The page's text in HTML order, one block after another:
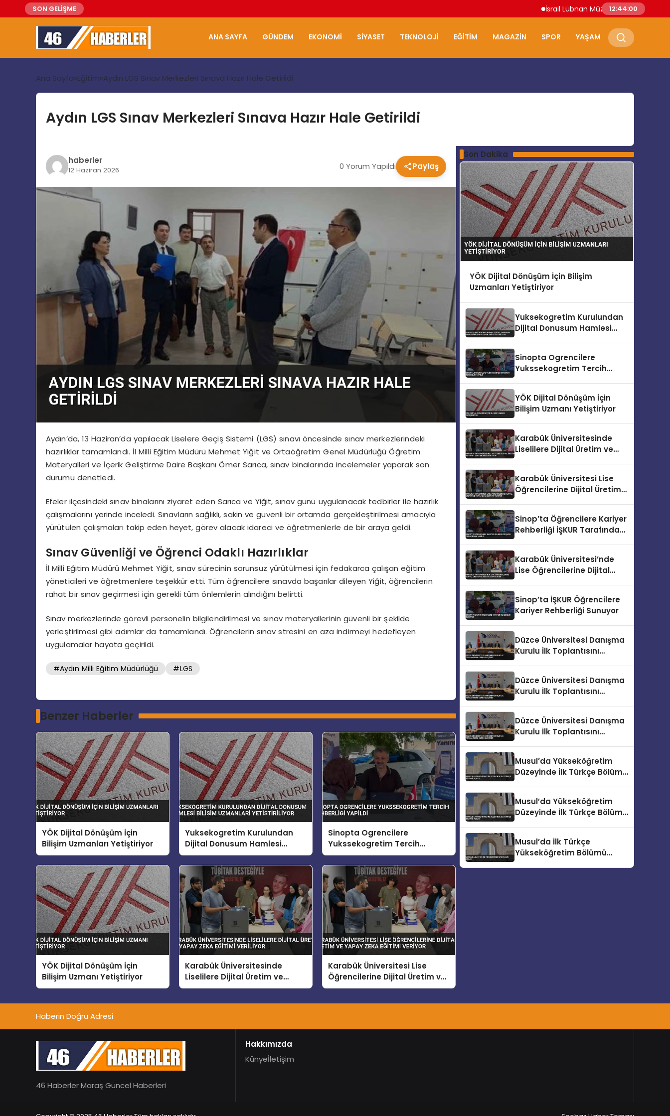
SON GELİŞME İsrail Lübnan Müzakereleri Roma’da
12:44:01
ANA SAYFA GÜNDEM EKONOMI SIYASET TEKNOLOJI EĞITIM MAGAZIN SPOR YAŞAM
Ana Sayfa Eğitim Aydın LGS Sınav Merkezleri Sınava Hazır Hale Getirildi
Aydın LGS Sınav Merkezleri Sınava Hazır Hale Getirildi
haberler
12 Haziran 2026 0 Yorum Yapıldı Paylaş
Aydın’da, 13 Haziran’da yapılacak Liselere Geçiş Sistemi (LGS) sınavı öncesinde sınav merkezlerindeki
hazırlıklar tamamlandı. İl Milli Eğitim Müdürü Mehmet Yiğit ve Ortaöğretim Genel Müdürlüğü Öğretim
Materyalleri ve İçerik Geliştirme Daire Başkanı Ömer Sarıca, sınav binalarında incelemeler yaparak son
durumu denetledi.
Efeler ilçesindeki sınav binalarını ziyaret eden Sarıca ve Yiğit, sınav günü uygulanacak tedbirler ile hazırlık
çalışmalarını yerinde inceledi. Sınavların sağlıklı, sakin ve güvenli bir ortamda gerçekleştirilmesi amacıyla
yürütülen çalışmaları takip eden heyet, görev alacak idareci ve öğretmenlerle de bir araya geldi.
Sınav Güvenliği ve Öğrenci Odaklı Hazırlıklar
İl Milli Eğitim Müdürü Mehmet Yiğit, sınav sürecinin sorunsuz yürütülmesi için fedakarca çalışan eğitim
yöneticileri ve öğretmenlere teşekkür etti. Tüm öğrencilere sınavda başarılar dileyen Yiğit, öğrencilerin
rahat bir sınav geçirmesi için gerekli tüm önlemlerin alındığını belirtti.
Sınav merkezlerinde görevli personelin bilgilendirilmesi ve sınav materyallerinin güvenli bir şekilde
yerleştirilmesi gibi adımlar da tamamlandı. Öğrencilerin sınav stresini en aza indirmeyi hedefleyen
uygulamalar hayata geçirildi.
#Aydın Milli Eğitim Müdürlüğü #LGS
Benzer Haberler
YÖK Dijital Dönüşüm İçin
Bilişim Uzmanları Yetiştiriyor
Yuksekogretim Kurulundan
Dijital Donusum Hamlesi
Bilisim Uzmanlari Yetistiriliyor
Sinopta Ogrencilere
Yukssekogretim Tercih
Rehberligi Yapildi
YÖK Dijital Dönüşüm İçin
Bilişim Uzmanı Yetiştiriyor
Karabük Üniversitesinde
Liselilere Dijital Üretim ve
Yapay Zeka Eğitimi Veriliyor
Karabük Üniversitesi Lise
Öğrencilerine Dijital Üretim ve
Yapay Zeka Eğitimi Veriyor
Son Dakika
YÖK Dijital Dönüşüm İçin Bilişim
Uzmanları Yetiştiriyor
Yuksekogretim Kurulundan
Dijital Donusum Hamlesi
Sinopta Ogrencilere
Yukssekogretim Tercih
YÖK Dijital Dönüşüm İçin
Bilişim Uzmanı Yetiştiriyor
Karabük Üniversitesinde
Liselilere Dijital Üretim ve
Karabük Üniversitesi Lise
Öğrencilerine Dijital Üretim
Sinop’ta Öğrencilere Kariyer
Rehberliği İŞKUR Tarafından
Karabük Üniversitesi’nde
Lise Öğrencilerine Dijital
Sinop’ta İŞKUR Öğrencilere
Kariyer Rehberliği Sunuyor
Düzce Üniversitesi Danışma
Kurulu İlk Toplantısını
Düzce Üniversitesi Danışma
Kurulu İlk Toplantısını
Düzce Üniversitesi Danışma
Kurulu İlk Toplantısını
Musul’da Yükseköğretim
Düzeyinde İlk Türkçe Bölümü
Musul’da Yükseköğretim
Düzeyinde İlk Türkçe Bölümü
Musul’da İlk Türkçe
Yükseköğretim Bölümü
Haberin Doğru Adresi
46 Haberler Maraş Güncel Haberleri
Hakkımızda
Künyeİletişim